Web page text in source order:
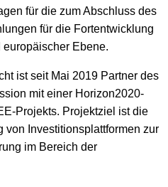
für die zum Abschluss des
für die Fortentwicklung
Ebene.
ist seit Mai 2019 Partner des
mit einer Horizon2020-
Projekts. Projektziel ist die
von Investitionsplattformen zur
im Bereich der